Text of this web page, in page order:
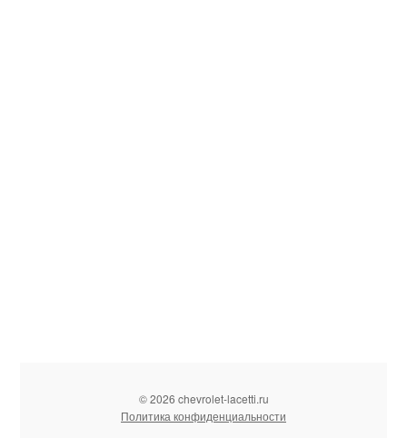
© 2026 chevrolet-lacetti.ru
Политика конфиденциальности